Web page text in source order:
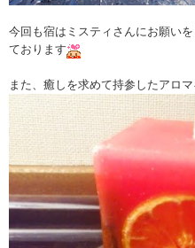
今回も宿はミスティさんにお願い
ております
また、癒しを求めて持参したアロ